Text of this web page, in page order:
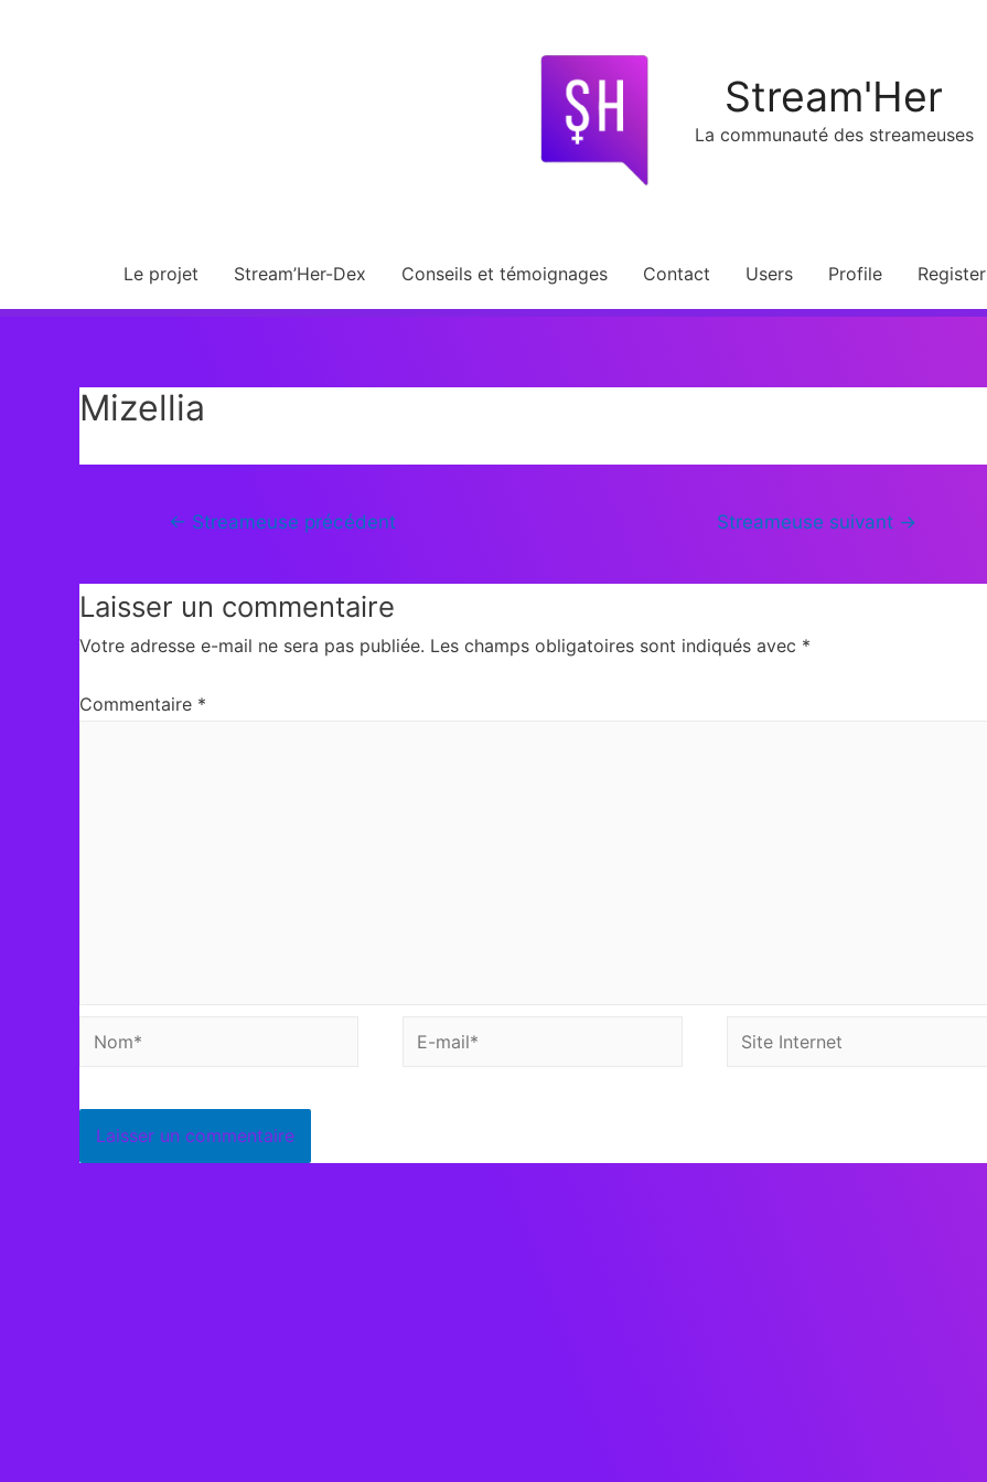
Stream'Her
La communauté des streameuses
Le projet Stream’Her-Dex Conseils et témoignages Contact Users Profile Register
Mizellia
← Streameuse précédent Streameuse suivant →
Laisser un commentaire
Votre adresse e-mail ne sera pas publiée. Les champs obligatoires sont indiqués avec *
Commentaire *